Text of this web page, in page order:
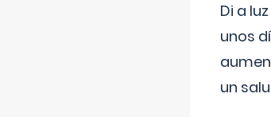
Di a
unos
un